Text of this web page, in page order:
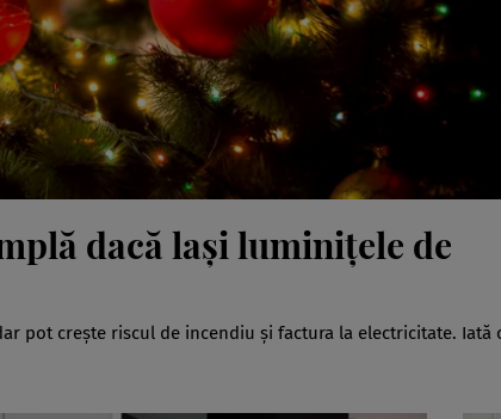
dacă lași luminițele de
pot crește riscul de incendiu și factura la electricitate. Iată